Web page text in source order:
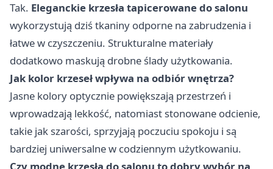
Tak. Eleganckie krzesła tapicerowane do salonu
wykorzystują dziś tkaniny odporne na zabrudzenia i
łatwe w czyszczeniu. Strukturalne materiały
dodatkowo maskują drobne ślady użytkowania.
Jak kolor krzeseł wpływa na odbiór wnętrza?
Jasne kolory optycznie powiększają przestrzeń i
wprowadzają lekkość, natomiast stonowane odcienie,
takie jak szarości, sprzyjają poczuciu spokoju i są
bardziej uniwersalne w codziennym użytkowaniu.